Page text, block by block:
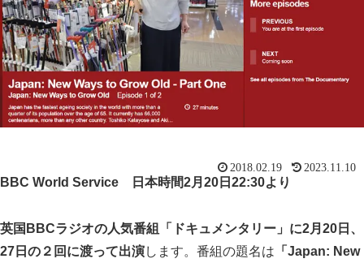
2018.02.19 2023.11.10
BBC World Service 日本時間2月20日22:30より
英国BBCラジオの人気番組「ドキュメンタリー」に2月20日、
27日の２回に渡って出演します。番組の題名は 「Japan: New